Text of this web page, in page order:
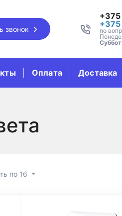
звонок
по
Оплата Доставка
по 16